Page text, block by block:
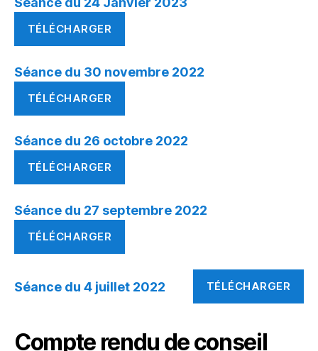
TÉLÉCHARGER
Séance du 30 novembre 2022
TÉLÉCHARGER
Séance du 26 octobre 2022
TÉLÉCHARGER
Séance du 27 septembre 2022
TÉLÉCHARGER
Séance du 4 juillet 2022 TÉLÉCHARGER
Compte rendu de conseil